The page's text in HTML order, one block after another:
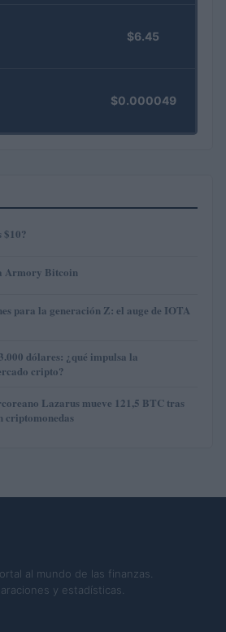
$6.45
$0.000049
$10?
Armory Bitcoin
para la generación Z: el auge de IOTA
dólares: ¿qué impulsa la
cripto?
Lazarus mueve 121,5 BTC tras
criptomonedas
al mundo de las finanzas.
y estadísticas.